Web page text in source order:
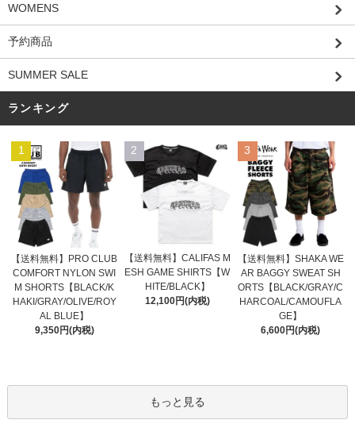
WOMENS
予約商品
SUMMER SALE
ランキング
1
【送料無料】PRO CLUB
COMFORT NYLON SWI
M SHORTS【BLACK/K
HAKI/GRAY/OLIVE/ROY
AL BLUE】
9,350円(内税)
2
【送料無料】CALIFAS M
ESH GAME SHIRTS【W
HITE/BLACK】
12,100円(内税)
3
【送料無料】SHAKA WE
AR BAGGY SWEAT SH
ORTS【BLACK/GRAY/C
HARCOAL/CAMOUFLA
GE】
6,600円(内税)
もっと見る